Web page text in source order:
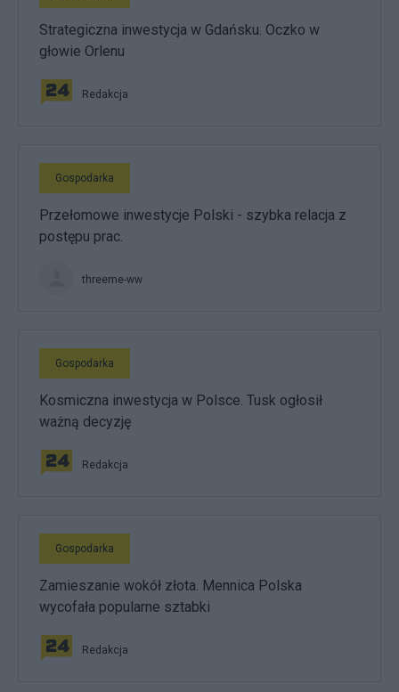
Strategiczna inwestycja w Gdańsku. Oczko w
głowie Orlenu
Redakcja
Gospodarka
Przełomowe inwestycje Polski - szybka relacja z
postępu prac.
threeme-ww
Gospodarka
Kosmiczna inwestycja w Polsce. Tusk ogłosił
ważną decyzję
Redakcja
Gospodarka
Zamieszanie wokół złota. Mennica Polska
wycofała popularne sztabki
Redakcja